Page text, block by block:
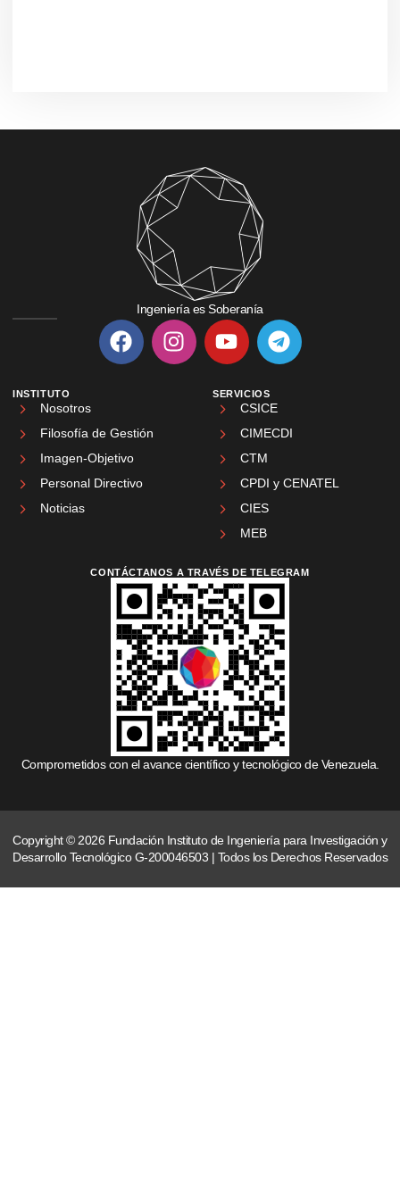
Ingeniería es Soberanía
INSTITUTO
Nosotros
Filosofía de Gestión
Imagen-Objetivo
Personal Directivo
Noticias
SERVICIOS
CSICE
CIMECDI
CTM
CPDI y CENATEL
CIES
MEB
CONTÁCTANOS A TRAVÉS DE TELEGRAM
Comprometidos con el avance científico y tecnológico de Venezuela.
Copyright © 2026 Fundación Instituto de Ingeniería para Investigación y
Desarrollo Tecnológico G-200046503 | Todos los Derechos Reservados